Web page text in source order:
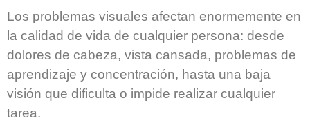
Los problemas visuales afectan enormemente en
la calidad de vida de cualquier persona: desde
dolores de cabeza, vista cansada, problemas de
aprendizaje y concentración, hasta una baja
visión que dificulta o impide realizar cualquier
tarea.